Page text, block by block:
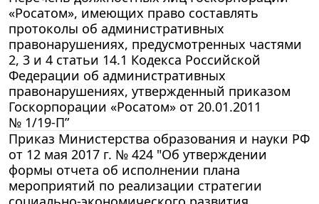
«Росатом», имеющих право составлять
протоколы об административных
правонарушениях, предусмотренных частями
2, 3 и 4 статьи 14.1 Кодекса Российской
Федерации об административных
правонарушениях, утвержденный приказом
Госкорпорации «Росатом» от 20.01.2011
№ 1/19-П”
Приказ Министерства образования и науки РФ
от 12 мая 2017 г. № 424 "Об утверждении
формы отчета об исполнении плана
мероприятий по реализации стратегии